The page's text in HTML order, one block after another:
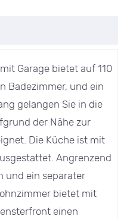
Garage bietet auf 110
Badezimmer, und ein
gelangen Sie in die
der Nähe zur
Die Küche ist mit
Angrenzend
und ein separater
bietet mit
einen